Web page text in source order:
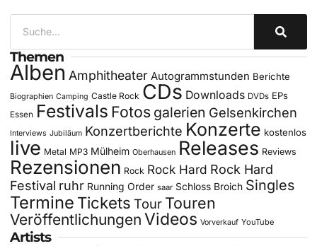
Themen
Alben Amphitheater Autogrammstunden Berichte
Biographien Camping Castle Rock CDs Downloads DVDs EPs
Essen Festivals Fotos galerien Gelsenkirchen
Interviews Jubiläum Konzertberichte Konzerte kostenlos
live Metal MP3 Mülheim Oberhausen Releases Reviews
Rezensionen Rock Rock Hard Rock Hard
Festival ruhr Running Order saar Schloss Broich Singles
Termine Tickets Tour Touren
Veröffentlichungen Videos Vorverkauf YouTube
Artists